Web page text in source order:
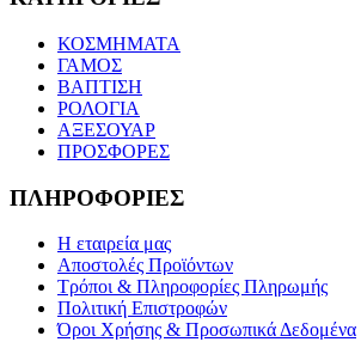
ΚΟΣΜΗΜΑΤΑ
ΓΑΜΟΣ
ΒΑΠΤΙΣΗ
ΡΟΛΟΓΙΑ
ΑΞΕΣΟΥΑΡ
ΠΡΟΣΦΟΡΕΣ
ΠΛΗΡΟΦΟΡΙΕΣ
Η εταιρεία μας
Αποστολές Προϊόντων
Τρόποι & Πληροφορίες Πληρωμής
Πολιτική Επιστροφών
Όροι Χρήσης & Προσωπικά Δεδομένα